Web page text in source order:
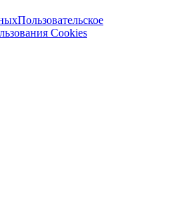
Пользовательское
Cookies